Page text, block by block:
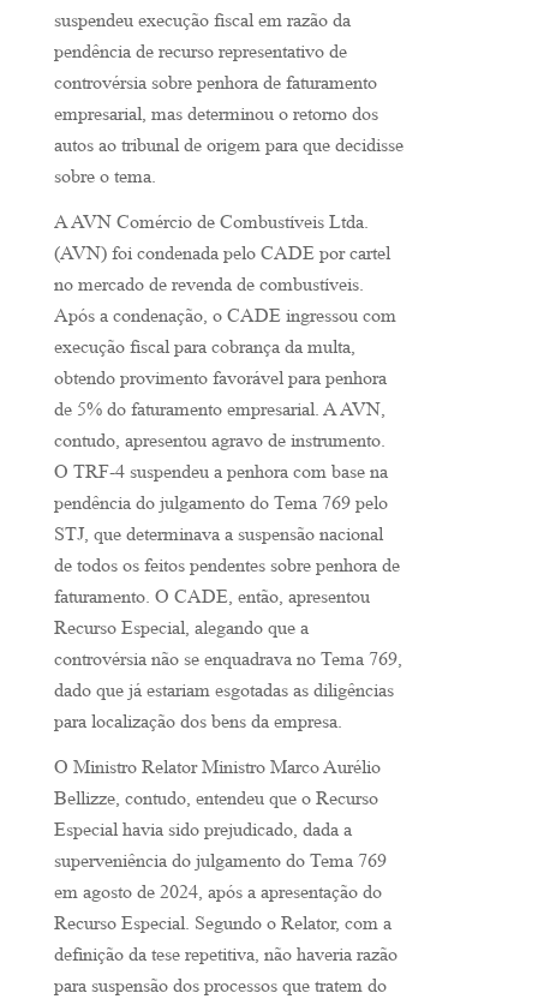
suspendeu execução fiscal em razão da
pendência de recurso representativo de
controvérsia sobre penhora de faturamento
empresarial, mas determinou o retorno dos
autos ao tribunal de origem para que decidisse
sobre o tema.
A AVN Comércio de Combustíveis Ltda.
(AVN) foi condenada pelo CADE por cartel
no mercado de revenda de combustíveis.
Após a condenação, o CADE ingressou com
execução fiscal para cobrança da multa,
obtendo provimento favorável para penhora
de 5% do faturamento empresarial. A AVN,
contudo, apresentou agravo de instrumento.
O TRF-4 suspendeu a penhora com base na
pendência do julgamento do Tema 769 pelo
STJ, que determinava a suspensão nacional
de todos os feitos pendentes sobre penhora de
faturamento. O CADE, então, apresentou
Recurso Especial, alegando que a
controvérsia não se enquadrava no Tema 769,
dado que já estariam esgotadas as diligências
para localização dos bens da empresa.
O Ministro Relator Ministro Marco Aurélio
Bellizze, contudo, entendeu que o Recurso
Especial havia sido prejudicado, dada a
superveniência do julgamento do Tema 769
em agosto de 2024, após a apresentação do
Recurso Especial. Segundo o Relator, com a
definição da tese repetitiva, não haveria razão
para suspensão dos processos que tratem do